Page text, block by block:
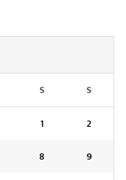
S S
1
2
8
9